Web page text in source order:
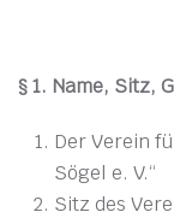
§ 1. Name, Sitz,
Der Verein
Sögel e. V.“
Sitz des